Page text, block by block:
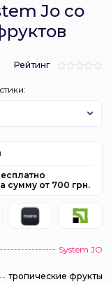
Jo со
Рейтинг
сумму от 700 грн.
System JO
тропические фрукты